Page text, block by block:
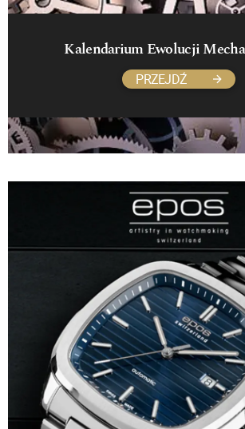
Kalendarium Ewolucji
PRZEJDŹ